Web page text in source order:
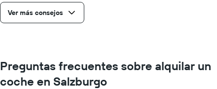
Ver más consejos
Preguntas frecuentes sobre alquilar un
coche en Salzburgo